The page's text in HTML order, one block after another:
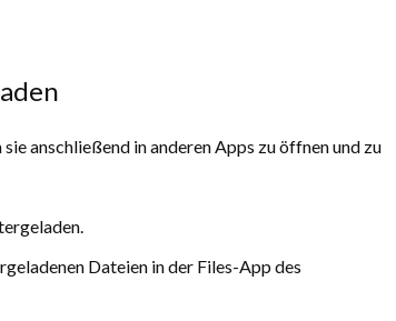
anschließend in anderen Apps zu öffnen und zu
Dateien in der Files-App des